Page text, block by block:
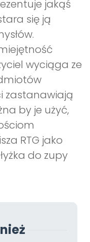
jakąś
się ją
wyciąga ze
zastanawiają
by je użyć,
RTG jako
do zupy